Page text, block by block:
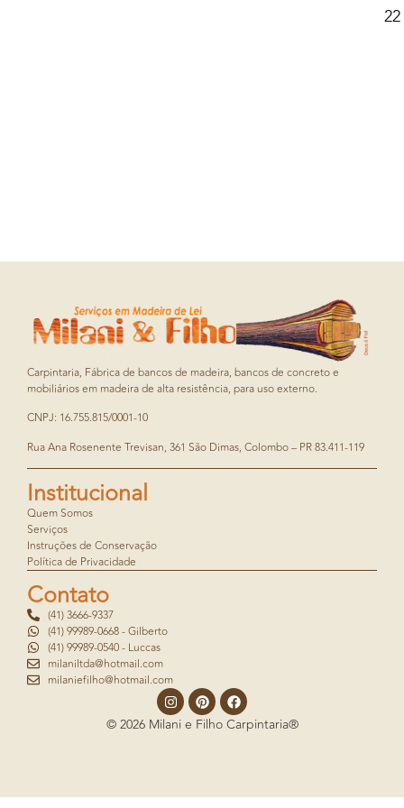
22
Carpintaria, Fábrica de bancos de madeira, bancos de concreto e
mobiliários em madeira de alta resistência, para uso externo.
CNPJ: 16.755.815/0001-10
Rua Ana Rosenente Trevisan, 361 São Dimas, Colombo – PR 83.411-119
Institucional
Quem Somos
Serviços
Instruções de Conservação
Política de Privacidade
Contato
(41) 3666-9337
(41) 99989-0668 - Gilberto
(41) 99989-0540 - Luccas
milaniltda@hotmail.com
milaniefilho@hotmail.com
© 2026 Milani e Filho Carpintaria®